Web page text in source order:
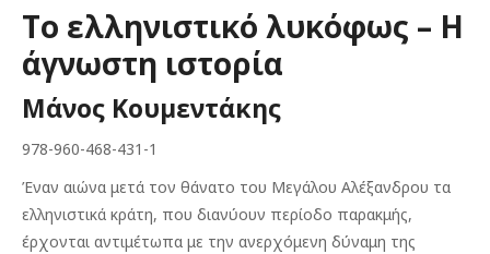
€16.00.είναι:
€14.40.
Το ελληνιστικό λυκόφως – Η
άγνωστη ιστορία
Μάνος Κουμεντάκης
978-960-468-431-1
Έναν αιώνα μετά τον θάνατο του Μεγάλου Αλέξανδρου τα
ελληνιστικά κράτη, που διανύουν περίοδο παρακμής,
έρχονται αντιμέτωπα με την ανερχόμενη δύναμη της